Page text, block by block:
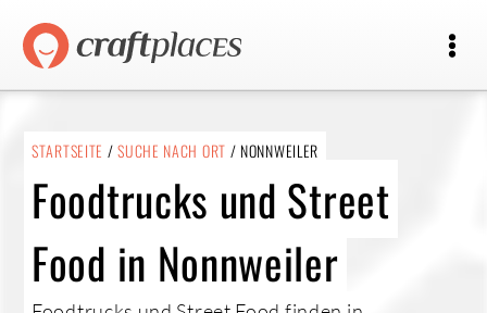
STARTSEITE /SUCHE NACH ORT / NONNWEILER
Foodtrucks und Street
Food in Nonnweiler